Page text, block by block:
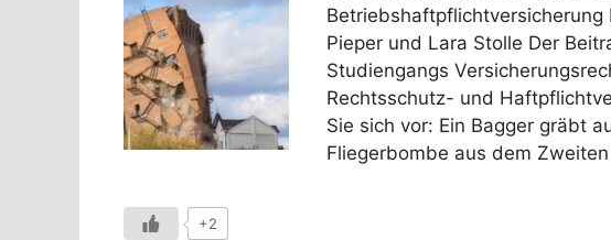
Pieper und Lara Stolle Der
Studiengangs
Rechtsschutz- und
Sie sich vor: Ein Bagger gräbt
Fliegerbombe aus dem
+2